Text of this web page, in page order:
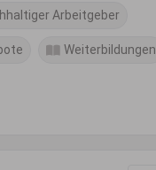
Arbeitgeber
Weiterbildungen